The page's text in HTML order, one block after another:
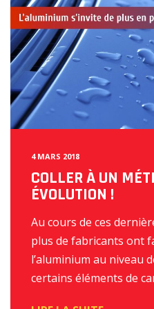
4 MARS 2018
COLLER À UN
ÉVOLUTION !
Au cours de ces
plus de fabricants ont
l’aluminium au niveau
certains éléments de